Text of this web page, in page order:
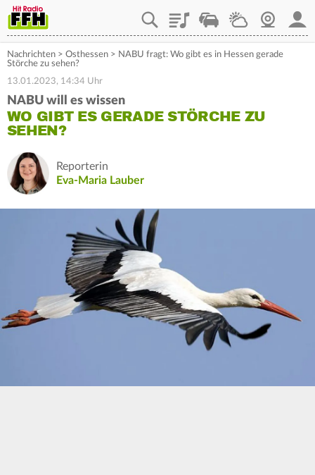
PlaylistStaupilotWetterWebcam
Nachrichten > Osthessen > NABU fragt: Wo gibt es in Hessen gerade
Störche zu sehen?
13.01.2023, 14:34 Uhr
NABU will es wissen
WO GIBT ES GERADE STÖRCHE ZU
SEHEN?
Reporterin
Eva-Maria Lauber